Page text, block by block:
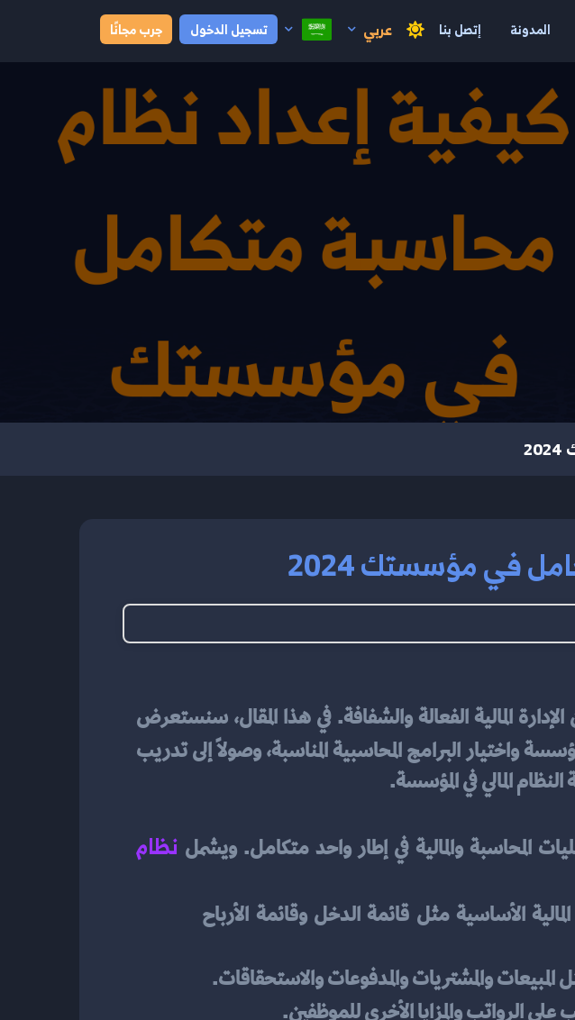
المدونة إتصل بنا عربي تسجيل الدخول جرب مجانًا
في مؤسستك 2024
المالي في المؤسسة.
المحاسبة والمالية في إطار واحد متكامل. ويشمل
المبيعات والمشتريات والمدفوعات والاستحقاقات.